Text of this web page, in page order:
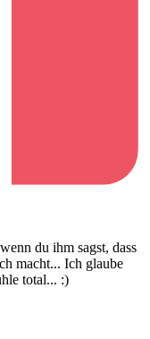
du ihm sagst, dass
macht... Ich glaube
total... :)